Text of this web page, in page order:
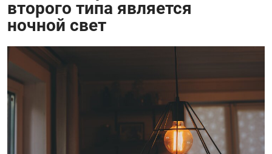
второго типа является
ночной свет